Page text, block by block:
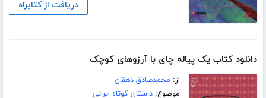
دریافت از کتابراه
دانلود کتاب یک پیاله چای با آرزوهای کوچک
از: محمدصادق دهقان
موضوع:داستان کوتاه ایرانی